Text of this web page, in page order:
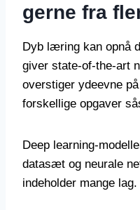
gerne fra
Dyb læring kan opnå
giver state-of-the-art
overstiger ydeevne
forskellige opgaver
Deep learning-
datasæt og neurale
indeholder mange lag.